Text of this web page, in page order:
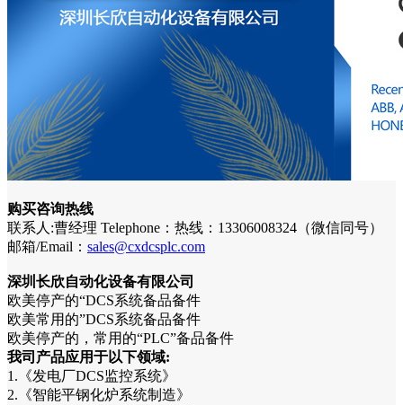
购买咨询热线
联系人:曹经理 Telephone：热线：13306008324（微信同号）
邮箱/Email： sales@cxdcsplc.com
深圳长欣自动化设备有限公司
欧美停产的“DCS系统备品备件
欧美常用的”DCS系统备品备件
欧美停产的，常用的“PLC”备品备件
我司产品应用于以下领域:
1.《发电厂DCS监控系统》
2.《智能平钢化炉系统制造》